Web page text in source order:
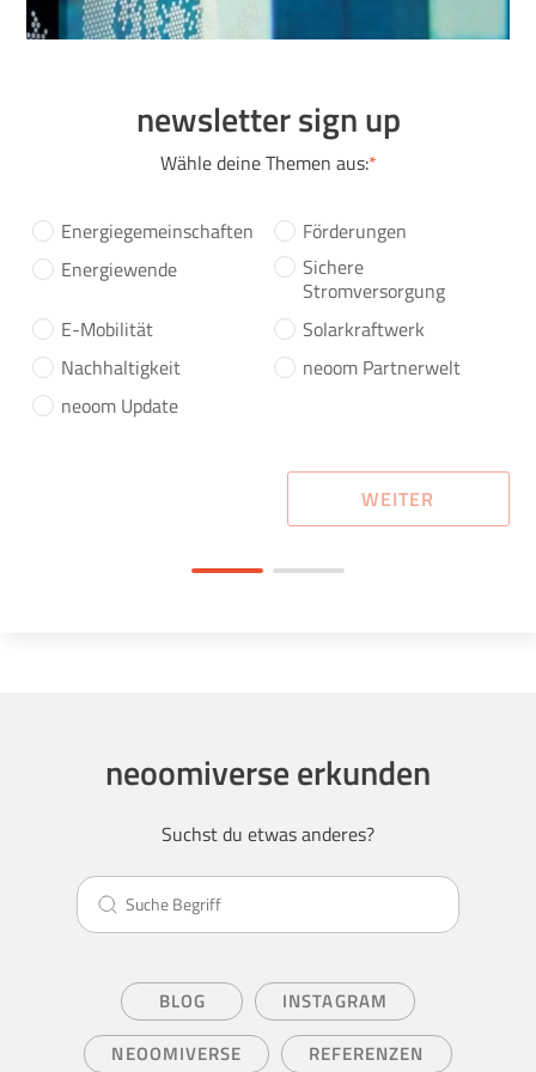
newsletter sign up
Wähle deine Themen aus:*
Energiegemeinschaften
Förderungen
Energiewende
Sichere
Stromversorgung
E-Mobilität
Solarkraftwerk
Nachhaltigkeit
neoom Partnerwelt
neoom Update
WEITER
neoomiverse erkunden
Suchst du etwas anderes?
BLOG
INSTAGRAM
NEOOMIVERSE
REFERENZEN